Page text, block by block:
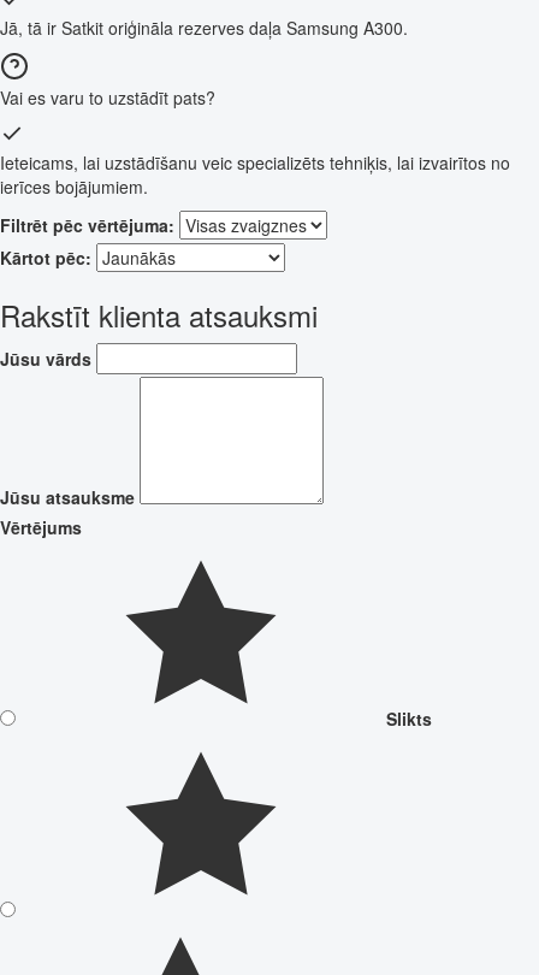
Jā, tā ir Satkit oriģināla rezerves daļa Samsung A300.
Vai es varu to uzstādīt pats?
Ieteicams, lai uzstādīšanu veic specializēts tehniķis, lai izvairītos no
ierīces bojājumiem.
Filtrēt pēc vērtējuma:
Kārtot pēc:
Rakstīt klienta atsauksmi
Jūsu vārds
Jūsu atsauksme
Vērtējums
Slikts